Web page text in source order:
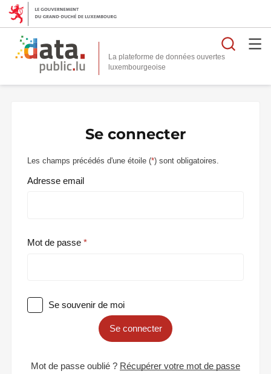
La plateforme de données ouvertes
Se connecter
Les champs précédés d'une étoile (*) sont obligatoires.
Adresse email
Mot de passe
Se souvenir de moi
Se connecter
Mot de passe oublié ? Récupérer votre mot de passe